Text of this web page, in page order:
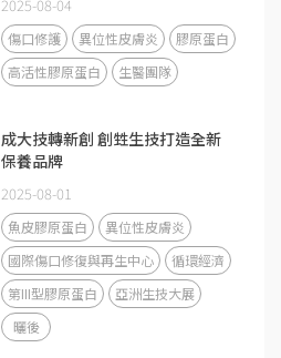
2025-08-04
傷口修護 異位性皮膚炎
膠原蛋白
高活性膠原蛋白
生醫團隊
成大技轉新創 創甡生技打造全新
保養品牌
2025-08-01
魚皮膠原蛋白
異位性皮膚炎
國際傷口修復與再生中心
循環經濟
第III型膠原蛋白
亞洲生技大展
曬後